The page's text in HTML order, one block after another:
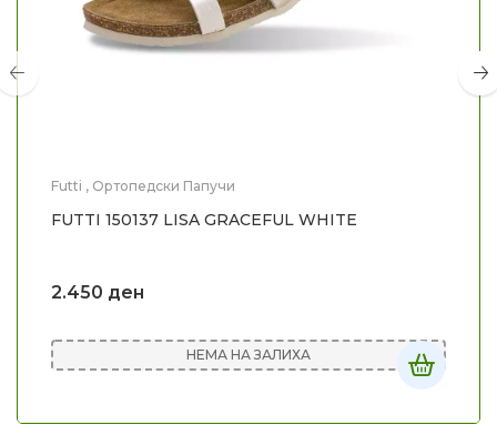
Futti , Ортопедски Папучи
FUTTI 150137 LISA GRACEFUL WHITE
2.450 ден
НЕМА НА ЗАЛИХА